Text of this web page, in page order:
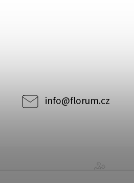
info@florum.cz